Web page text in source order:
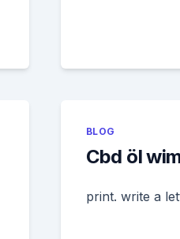
BLOG
Cbd öl
print. write a